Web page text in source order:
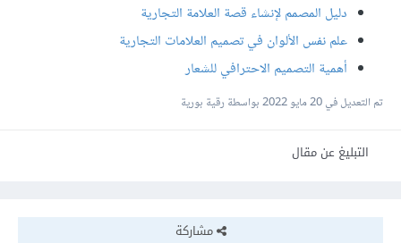
دليل المصمم لإنشاء قصة العلامة التجارية
علم نفس الألوان في تصميم العلامات التجارية
أهمية التصميم الاحترافي للشعار
تم التعديل في20 مايو 2022 بواسطة رقية بورية
التبليغ عن مقال
مشاركة